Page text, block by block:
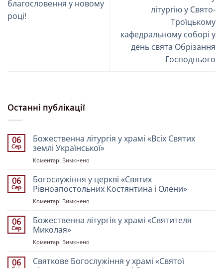
благословення у новому
році!
літургію у Свято-
Троїцькому
кафедральному соборі у
день свята Обрізання
Господнього
Останні публікації
06
Сер
Божественна літургія у храмі «Всіх Святих
землі Української»
Коментарі Вимкнено
літургія
у
храмі
землі
Української»
06
Сер
Богослужіння у церкві «Святих
Рівноапостольних Костянтина і Олени»
Коментарі Вимкнено
у
церкві
і
06
Сер
Божественна літургія у храмі «Святителя
Миколая»
Коментарі Вимкнено
літургія
06
Святкове Богослужіння у храмі «Святої